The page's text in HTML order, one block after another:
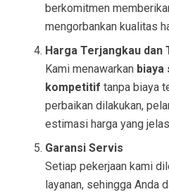
berkomitmen
mengorbankan kualitas
Harga Terjangkau dan
Kami menawarkan biaya
kompetitif tanpa biaya
perbaikan dilakukan,
estimasi harga yang
Garansi Servis
Setiap pekerjaan kami
layanan, sehingga Anda